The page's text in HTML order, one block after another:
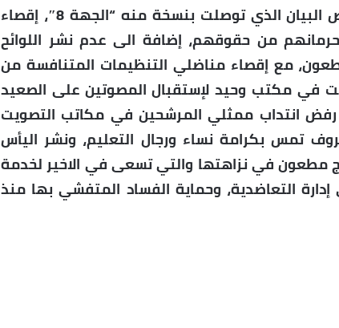
وعرفت عملية الانتخاب هاته حسب نص البيان الذي توصلت بنسخة منه “الجهة 8″، إقصاء
من حقوقهم، إضافة الى عدم نشر اللوائح
مع إقصاء مناضلي التنظيمات المتنافسة من
في مكتب وحيد لإستقبال المصوتين على الصعيد
رفض انتداب ممثلي المرشحين في مكاتب التصويت
تمس بكرامة نساء ورجال التعليم، ونشر اليأس
مطعون في نزاهتها والتي تسعى في الاخير لخدمة
التعاضدية، وحماية الفساد المتفشي بها منذ